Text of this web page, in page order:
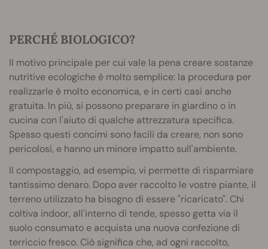
PERCHÉ BIOLOGICO?
Il motivo principale per cui vale la pena creare sostanze
nutritive ecologiche è molto semplice: la procedura per
realizzarle è molto economica, e in certi casi anche
gratuita. In più, si possono preparare in giardino o in
cucina con l'aiuto di qualche attrezzatura specifica.
Spesso questi concimi sono facili da creare, non sono
pericolosi, e hanno un minore impatto sull'ambiente.
Il compostaggio, ad esempio, vi permette di risparmiare
tantissimo denaro. Dopo aver raccolto le vostre piante, il
terreno utilizzato ha bisogno di essere "ricaricato". Chi
coltiva indoor, all'interno di tende, spesso getta via il
suolo consumato e acquista una nuova confezione di
terriccio fresco. Ciò significa che, ad ogni raccolto,